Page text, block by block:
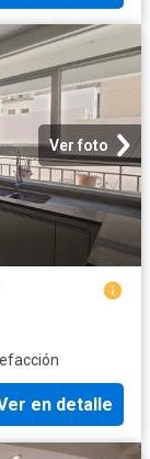
Ver foto
en detalle